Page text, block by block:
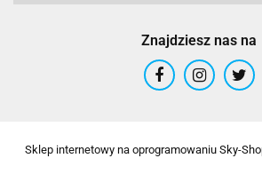
Znajdziesz nas na
Sklep internetowy na oprogramowaniu Sky-